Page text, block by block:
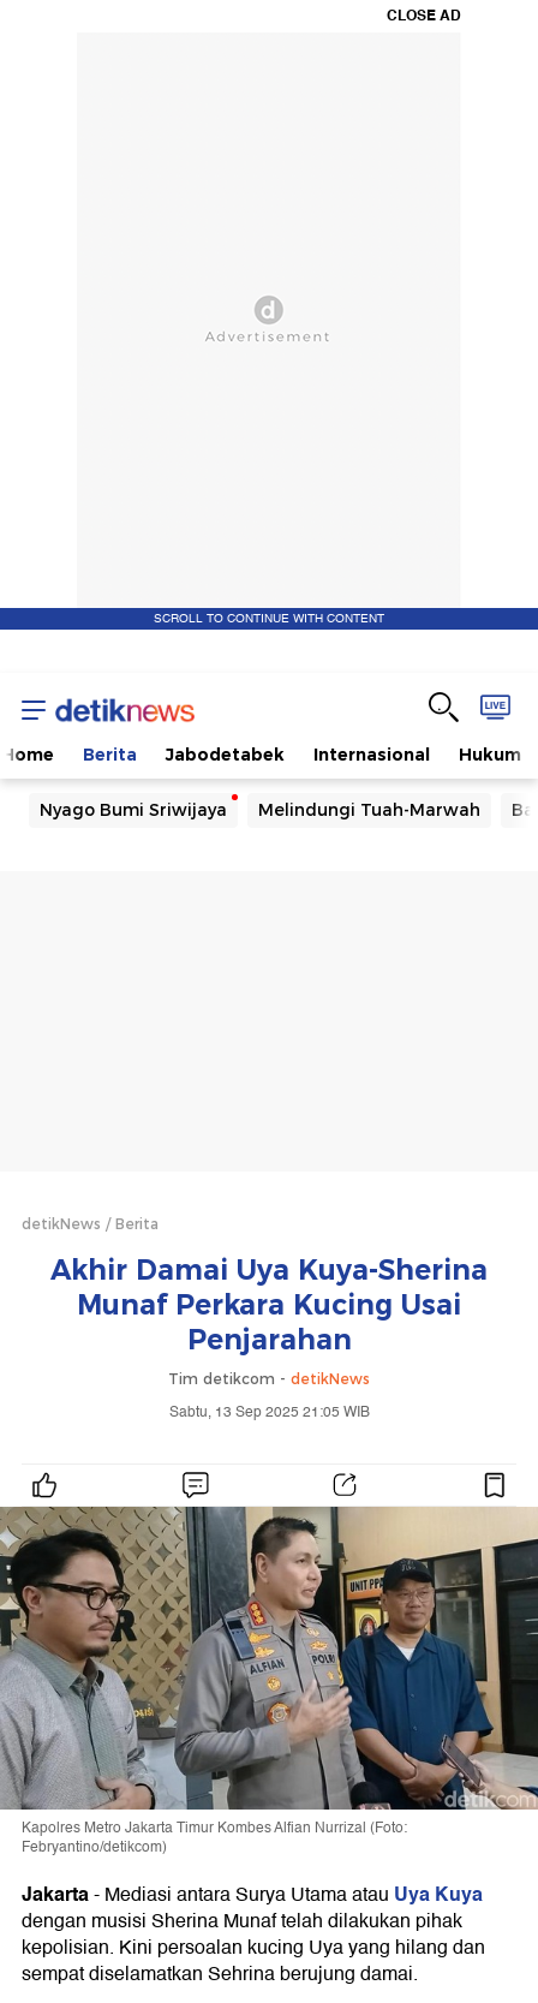
CLOSE AD
SCROLL TO CONTINUE WITH CONTENT
Home Berita Jabodetabek Internasional Hukum
Nyago Bumi Sriwijaya Melindungi Tuah-Marwah
detikNews Berita
Akhir Damai Uya Kuya-Sherina
Munaf Perkara Kucing Usai
Penjarahan
Tim detikcom - detikNews
Sabtu, 13 Sep 2025 21:05 WIB
Kapolres Metro Jakarta Timur Kombes Alfian Nurrizal (Foto:
Febryantino/detikcom)
Jakarta-Mediasi antara Surya Utama atau Uya Kuya
dengan musisi Sherina Munaf telah dilakukan pihak
kepolisian. Kini persoalan kucing Uya yang hilang dan
sempat diselamatkan Sehrina berujung damai.